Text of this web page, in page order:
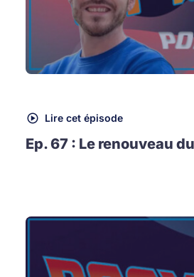
Lire cet épisode
Ep. 67 : Le renouveau